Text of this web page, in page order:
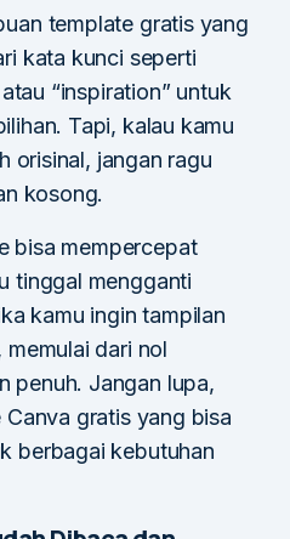
template gratis yang
kata kunci seperti
“inspiration” untuk
Tapi, kalau kamu
orisinal, jangan ragu
kosong.
bisa mempercepat
tinggal mengganti
kamu ingin tampilan
dari nol
penuh. Jangan lupa,
gratis yang bisa
berbagai kebutuhan